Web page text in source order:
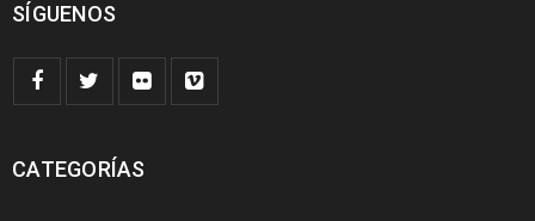
SÍGUENOS
CATEGORÍAS